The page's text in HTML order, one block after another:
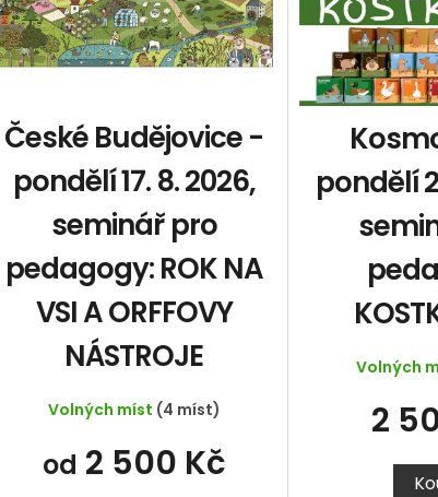
České Budějovice -
pondělí 17. 8. 2026,
seminář pro
pedagogy: ROK NA
VSI A ORFFOVY
NÁSTROJE
Volných míst (4 míst)
od 2 500 Kč
pondělí
Volných
2